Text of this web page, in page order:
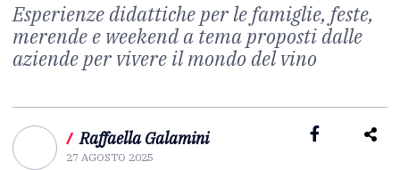
Esperienze didattiche per le famiglie, feste,
merende e weekend a tema proposti dalle
aziende per vivere il mondo del vino
/ Raffaella Galamini
27 AGOSTO 2025